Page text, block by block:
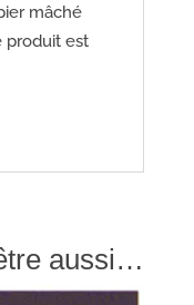
mâché
produit est
aussi…